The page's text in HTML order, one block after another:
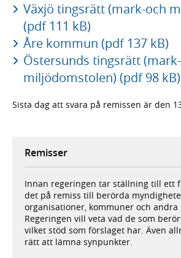
Växjö tingsrätt (mark-och
(pdf 111 kB)
Åre kommun (pdf 137 kB)
Östersunds tingsrätt
miljödomstolen) (pdf 98 kB)
Sista dag att svara på remissen är den
Remisser
Innan regeringen tar ställning till ett
det på remiss till berörda
organisationer, kommuner och
Regeringen vill veta vad de som
vilket stöd som förslaget har. Även
rätt att lämna synpunkter.